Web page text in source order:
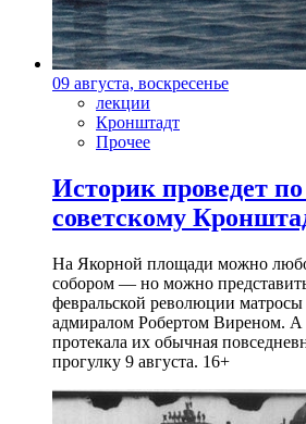
09 августа, воскресенье
лекции
Кронштадт
Прочее
Историк проведет
советскому
На Якорной площади можно
собором — но можно
февральской революции матросы
адмиралом Робертом Виреном.
протекала их обычная
прогулку 9 августа. 16+